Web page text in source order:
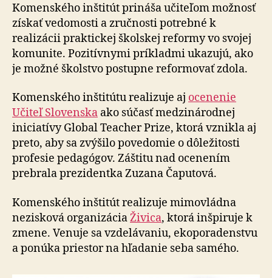
Komenského inštitút prináša učiteľom možnosť
získať vedomosti a zručnosti potrebné k
realizácii praktickej školskej reformy vo svojej
komunite. Pozitívnymi príkladmi ukazujú, ako
je možné školstvo postupne reformovať zdola.
Komenského inštitútu realizuje aj ocenenie
Učiteľ Slovenska ako súčasť medzinárodnej
iniciatívy Global Teacher Prize, ktorá vznikla aj
preto, aby sa zvýšilo povedomie o dôležitosti
profesie pedagógov. Záštitu nad ocenením
prebrala prezidentka Zuzana Čaputová.
Komenského inštitút realizuje mimovládna
nezisková organizáciaŽivica, ktorá inšpiruje k
zmene. Venuje sa vzdelávaniu, ekoporadenstvu
a ponúka priestor na hľadanie seba samého.